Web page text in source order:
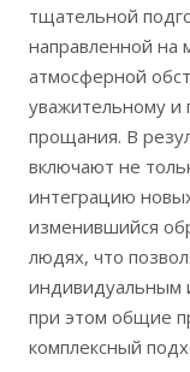
тщательной
направленной на
атмосферной
уважительному и
прощания. В
включают не
интеграцию
изменившийся
людях, что
индивидуальным
при этом общие
комплексный